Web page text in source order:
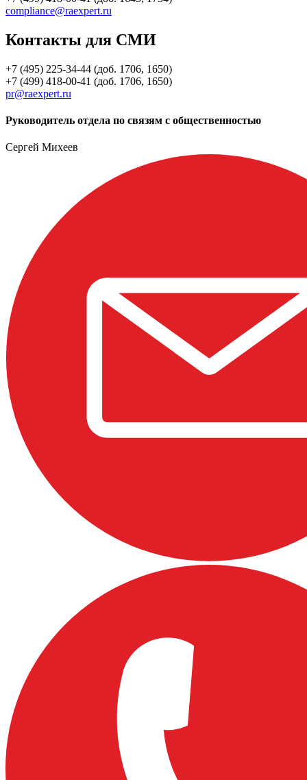
compliance@raexpert.ru
Контакты для СМИ
+7 (495) 225-34-44 (доб. 1706, 1650)
+7 (499) 418-00-41 (доб. 1706, 1650)
pr@raexpert.ru
Руководитель отдела по связям с общественностью
Сергей Михеев